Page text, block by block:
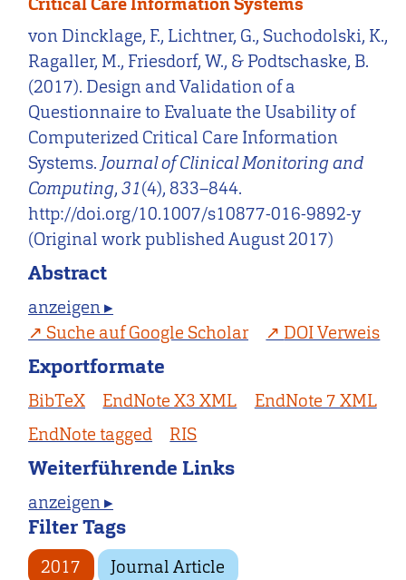
von Dincklage, F., Lichtner, G., Suchodolski, K.,
Ragaller, M., Friesdorf, W., & Podtschaske, B.
(2017). Design and Validation of a
Questionnaire to Evaluate the Usability of
Computerized Critical Care Information
Systems. Journal of Clinical Monitoring and
Computing,31(4), 833–844.
http://doi.org/10.1007/s10877-016-9892-y
(Original work published August 2017)
Abstract
anzeigen ▸
Suche auf Google Scholar
DOI Verweis
Exportformate
BibTeX EndNote X3 XML
EndNote 7 XML
EndNote tagged
RIS
Weiterführende Links
anzeigen ▸
Filter Tags
2017 Journal Article